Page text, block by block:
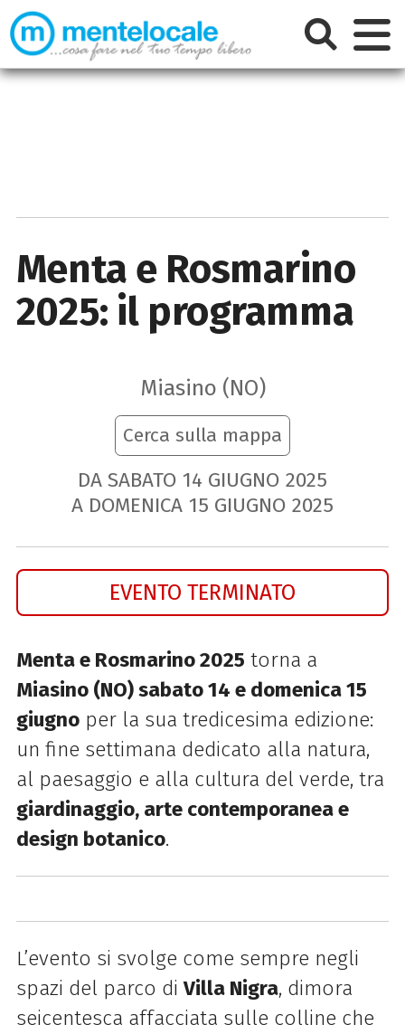
Menta e Rosmarino
2025: il programma
Miasino (NO)
Cerca sulla mappa
DA SABATO 14 GIUGNO 2025
A DOMENICA 15 GIUGNO 2025
EVENTO TERMINATO
Menta e Rosmarino 2025 torna a
Miasino (NO) sabato 14 e domenica 15
giugnoper la sua tredicesima edizione:
un fine settimana dedicato alla natura,
al paesaggio e alla cultura del verde, tra
giardinaggio, arte contemporanea e
design botanico.
L’evento si svolge come sempre negli
spazi del parco diVilla Nigra, dimora
seicentesca affacciata sulle colline che